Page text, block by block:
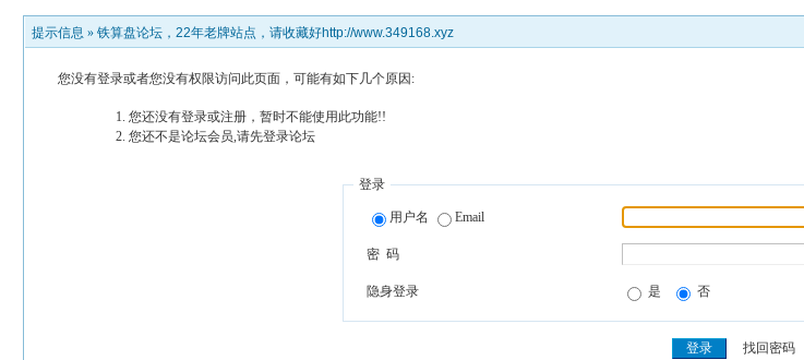
提示信息 » 铁算盘论坛，22年老牌站点，请收藏好http://www.349168.xyz
您没有登录或者您没有权限访问此页面，可能有如下几个原因:
您还没有登录或注册，暂时不能使用此功能!!
您还不是论坛会员,请先登录论坛
登录
用户名 Email
密 码
隐身登录 是 否
找回密码